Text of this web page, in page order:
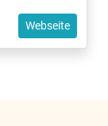
Webseite